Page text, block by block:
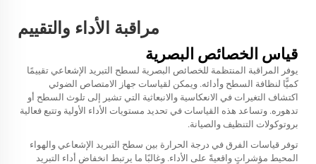
مراقبة الأداء والتقييم
قياس الخصائص البصرية
يوفر المراقبة المنتظمة للخصائص البصرية لسطح التبريد الإشعاعي تقييمًا
كميًّا لنظافة السطح وأدائه. ويمكن لقياسات جهاز الامتصاص الضوئي
اكتشاف التغيرات في الانعكاسية والانبعاثية التي تشير إلى تلوث السطح أو
تدهوره. وتساعد هذه القياسات في تحديد مستويات الأداء الأولية وتتبع فعالية
بروتوكولات التنظيف والصيانة.
توفر قياسات الفرق في درجة الحرارة بين سطح التبريد الإشعاعي والهواء
المحيط مؤشراتٍ واقعيةً على الأداء. وغالبًا ما يرتبط انخفاض أداء التبريد